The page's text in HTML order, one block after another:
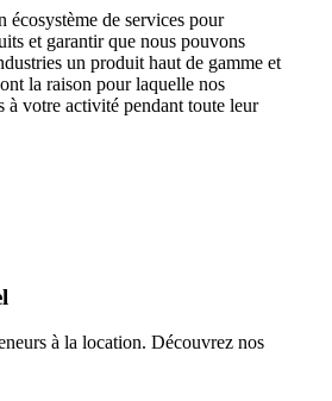
écosystème de services pour
et garantir que nous pouvons
un produit haut de gamme et
la raison pour laquelle nos
à votre activité pendant toute leur
à la location. Découvrez nos